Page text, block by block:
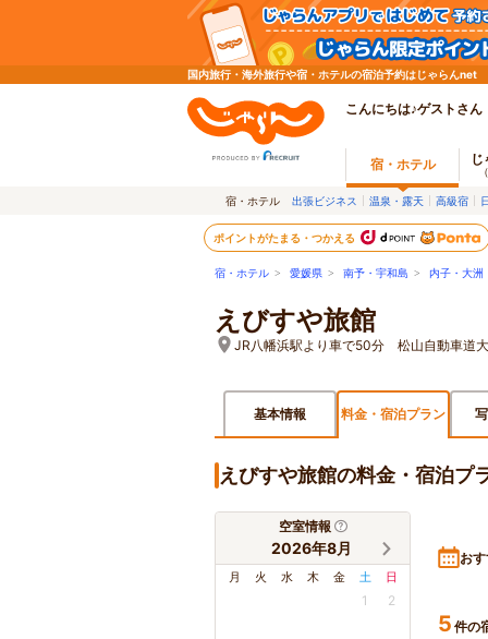
国内旅行・海外旅行や宿・ホテルの宿泊予約はじゃらんnet
こんにちは♪ゲストさん
宿・ホテル じ
宿・ホテル 出張ビジネス 温泉・露天 高級宿
ポイントがたまる・つかえる
宿・ホテル > 愛媛県 > 南予・宇和島 > 内子・大洲
えびすや旅館
JR八幡浜駅より車で50分 松山自動車道
基本情報 料金・宿泊プラン
えびすや旅館の料金・宿泊プ
空室情報
2026年8月
月 火 水 木 金 土 日
1 2
お
5 件の